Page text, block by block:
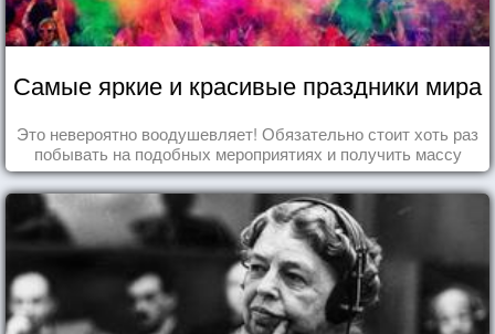
Самые яркие и красивые праздники мира
Это невероятно воодушевляет! Обязательно стоит хоть раз
побывать на подобных мероприятиях и получить массу
впечатлений!